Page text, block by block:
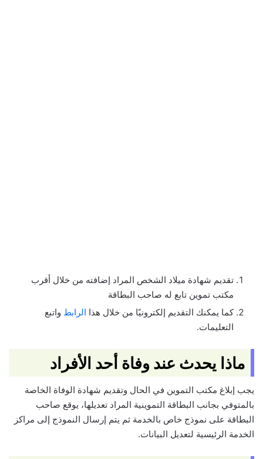
تقديم شهادة ميلاد الشخص المراد إضافته من خلال أقرب
مكتب تموين تابع له صاحب البطاقة
كما يمكنك التقديم إلكترونيًا من خلال هذا الرابط واتبع
التعليمات.
ماذا يحدث عند وفاة أحد الأفراد
يجب إبلاغ مكتب التموين في الحال وتقديم شهادة الوفاة الخاصة
بالمتوفي بجانب البطاقة التموينية المراد تعديلها، يوقع صاحب
البطاقة على نموذج خاص بالخدمة ثم يتم إرسال النموذج إلى مراكز
الخدمة الرئيسية لتعديل البيانات.